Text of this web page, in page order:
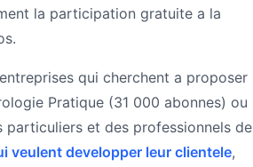
la participation gratuite a la
qui cherchent a proposer
Pratique (31 000 abonnes) ou
particuliers et des professionnels de
veulent developper leur clientele,